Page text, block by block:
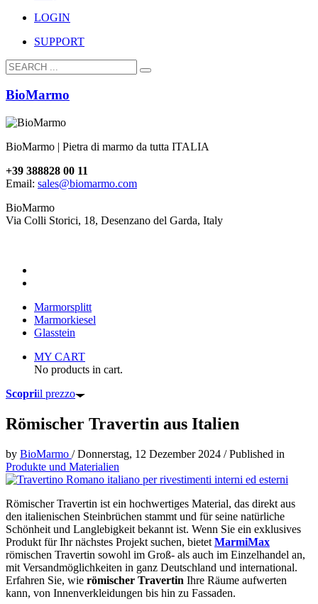
LOGIN
SUPPORT
BioMarmo
BioMarmo | Pietra di marmo da tutta ITALIA
+39 388828 00 11
Email: sales@biomarmo.com
BioMarmo
Via Colli Storici, 18, Desenzano del Garda, Italy
Marmorsplitt
Marmorkiesel
Glasstein
MY CART
No products in cart.
Scopriil prezzo
Römischer Travertin aus Italien
by BioMarmo /Donnerstag, 12 Dezember 2024 /Published in
Produkte und Materialien
Römischer Travertin ist ein hochwertiges Material, das direkt aus
den italienischen Steinbrüchen stammt und für seine natürliche
Schönheit und Langlebigkeit bekannt ist. Wenn Sie ein exklusives
Produkt für Ihr nächstes Projekt suchen, bietet MarmiMax
römischen Travertin sowohl im Groß- als auch im Einzelhandel an,
mit Versandmöglichkeiten in ganz Deutschland und international.
Erfahren Sie, wie römischer Travertin Ihre Räume aufwerten
kann, von Innenverkleidungen bis hin zu Fassaden.